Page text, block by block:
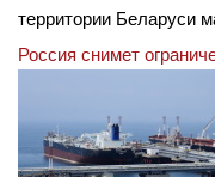
территории Беларуси
Россия снимет